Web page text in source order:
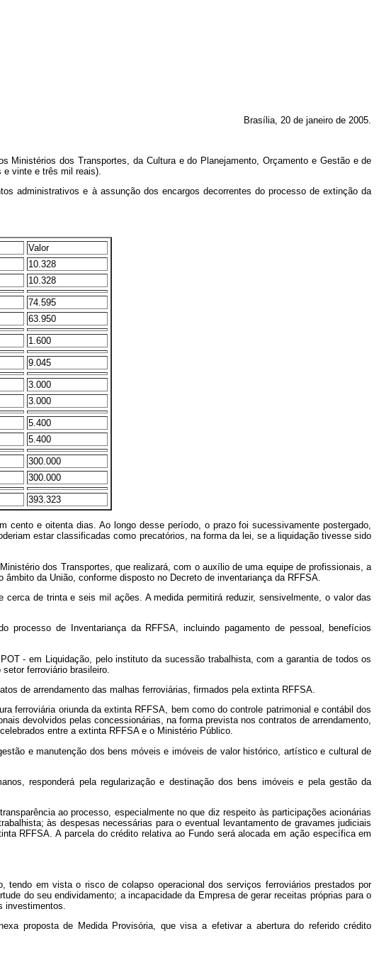
Brasília, 20 de janeiro de 2005.
Ministérios dos Transportes, da Cultura e do Planejamento, Orçamento e Gestão e de
vinte e três mil reais).
administrativos e à assunção dos encargos decorrentes do processo de extinção da
Valor
10.328
10.328
74.595
63.950
1.600
9.045
3.000
3.000
5.400
5.400
300.000
300.000
393.323
e oitenta dias. Ao longo desse período, o prazo foi sucessivamente postergado,
estar classificadas como precatórios, na forma da lei, se a liquidação tivesse sido
dos Transportes, que realizará, com o auxílio de uma equipe de profissionais, a
da União, conforme disposto no Decreto de inventariança da RFFSA.
de trinta e seis mil ações. A medida permitirá reduzir, sensivelmente, o valor das
processo de Inventariança da RFFSA, incluindo pagamento de pessoal, benefícios
- em Liquidação, pelo instituto da sucessão trabalhista, com a garantia de todos os
ferroviário brasileiro.
de arrendamento das malhas ferroviárias, firmados pela extinta RFFSA.
ferroviária oriunda da extinta RFFSA, bem como do controle patrimonial e contábil dos
devolvidos pelas concessionárias, na forma prevista nos contratos de arrendamento,
entre a extinta RFFSA e o Ministério Público.
e manutenção dos bens móveis e imóveis de valor histórico, artístico e cultural de
responderá pela regularização e destinação dos bens imóveis e pela gestão da
ao processo, especialmente no que diz respeito às participações acionárias
às despesas necessárias para o eventual levantamento de gravames judiciais
RFFSA. A parcela do crédito relativa ao Fundo será alocada em ação específica em
em vista o risco de colapso operacional dos serviços ferroviários prestados por
do seu endividamento; a incapacidade da Empresa de gerar receitas próprias para o
investimentos.
proposta de Medida Provisória, que visa a efetivar a abertura do referido crédito